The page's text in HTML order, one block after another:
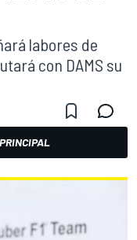
labores de
con DAMS su